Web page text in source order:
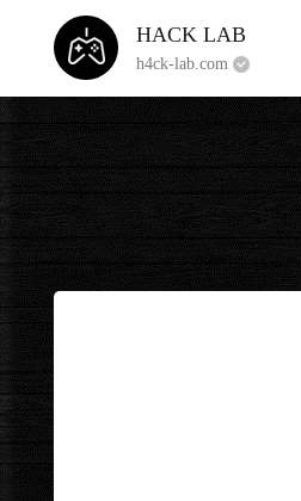
HACK LAB
h4ck-lab.com